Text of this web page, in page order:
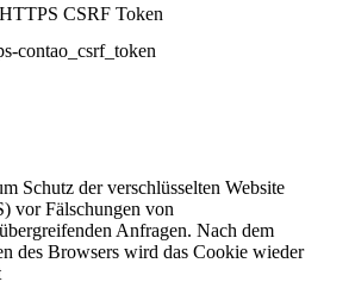
CSRF Token
contao_csrf_token
Schutz der verschlüsselten Website
vor Fälschungen von
Anfragen. Nach dem
des Browsers wird das Cookie wieder